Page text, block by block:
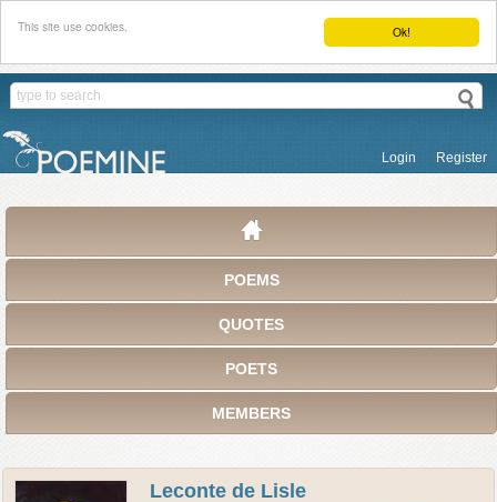
Ok!
This site use cookies.
Login Register
POEMS
QUOTES
POETS
MEMBERS
Leconte de Lisle